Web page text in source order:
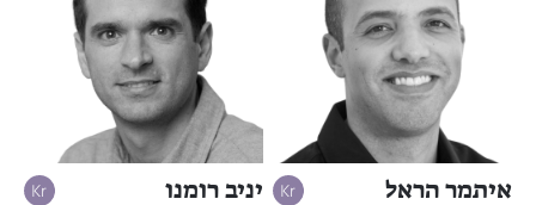
איתמר הראל יניב רומנו